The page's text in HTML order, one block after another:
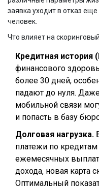
заявка уходит в отказ
человек.
Что влияет на
Кредитная история
финансового
более 30 дней,
падают до нуля.
мобильной связи
и попасть в базу
Долговая нагрузка.
платежи по
ежемесячных
дохода, новая карта
Оптимальный